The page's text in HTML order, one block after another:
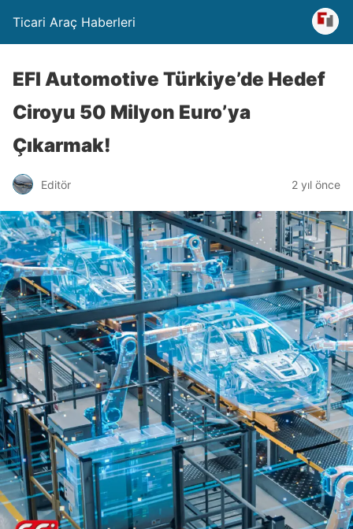
Ticari Araç Haberleri
EFI Automotive Türkiye’de Hedef
Ciroyu 50 Milyon Euro’ya
Çıkarmak!
Editör 2 yıl önce